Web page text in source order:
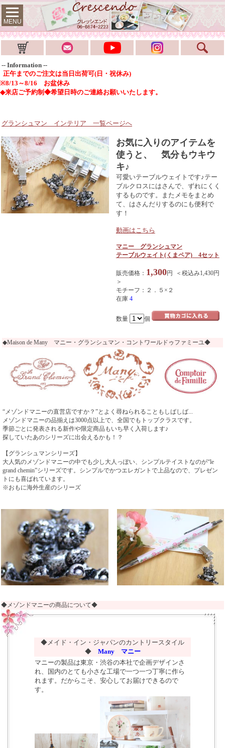
MENU
-- Information --
正午までのご注文は当日出荷可(日・祝休み)
※8/13～8/16 お盆休み
◆来店ご予約制◆希望日時のご連絡お願いいたします。
グランシュマン インテリア 一覧ページへ
お気に入りのアイテムを
使うと、 気分もウキウ
キ♪
可愛いテーブルウェイトです♪テー
ブルクロスにはさんで、ずれにくく
するものです。またメモをまとめ
て、はさんだりするのにも便利で
す！
動画はこちら
マニー グランシュマン
テーブルウェイト(くまペア) 4セット
販売価格： 1,300円 ＜税込み1,430円
＞
モチーフ：２．５×２
在庫 4
数量 個
◆Maison de Many マニー・グランシュマン・コントワールドゥファミーユ◆
“メゾンドマニーの直営店ですか？”とよく尋ねられることもしばしば...
メゾンドマニーの品揃えは3000点以上で、全国でもトップクラスです。
季節ごとに発表される新作や限定商品もいち早く入荷します♪
探していたあのシリーズに出会えるかも！？
【グランシュマンシリーズ】
大人気のメゾンドマニーの中でも少し大人っぽい、シンプルテイストなのが“le
grand chemin”シリーズです。シンプルでかつエレガントで上品なので、プレゼン
トにも喜ばれています。
※おもに海外生産のシリーズ
◆メゾンドマニーの商品について◆
◆メイド・イン・ジャパンのカントリースタイル
◆ Many マニー
マニーの製品は東京・渋谷の本社で企画デザインさ
れ、国内のとても小さな工場で一つ一つ丁寧に作ら
れます。だからこそ、安心してお届けできるので
す。